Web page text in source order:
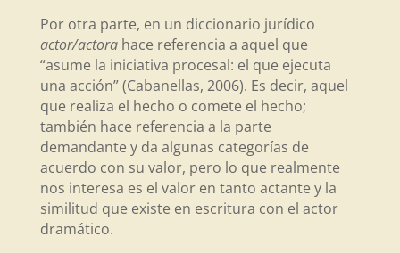
Por otra parte, en un diccionario jurídico
actor/actora hace referencia a aquel que
“asume la iniciativa procesal: el que ejecuta
una acción” (Cabanellas, 2006). Es decir, aquel
que realiza el hecho o comete el hecho;
también hace referencia a la parte
demandante y da algunas categorías de
acuerdo con su valor, pero lo que realmente
nos interesa es el valor en tanto actante y la
similitud que existe en escritura con el actor
dramático.